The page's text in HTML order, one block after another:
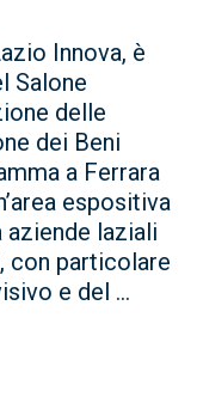
Innova, è
Salone
delle
dei Beni
a Ferrara
espositiva
laziali
con particolare
e del ...